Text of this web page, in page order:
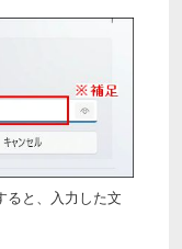
ると、入力した文